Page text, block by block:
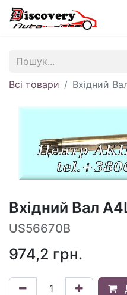
Всі товари Вхідний
Вхідний Вал
US56670B
974,2 грн.